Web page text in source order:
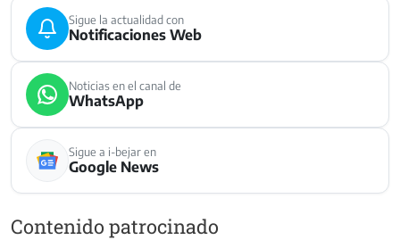
Sigue la actualidad con
Notificaciones Web
Noticias en el canal de
WhatsApp
Sigue a i-bejar en
Google News
Contenido patrocinado